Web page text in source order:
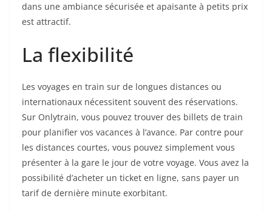
dans une ambiance sécurisée et apaisante à petits prix
est attractif.
La flexibilité
Les voyages en train sur de longues distances ou
internationaux nécessitent souvent des réservations.
Sur Onlytrain, vous pouvez trouver des billets de train
pour planifier vos vacances à l’avance. Par contre pour
les distances courtes, vous pouvez simplement vous
présenter à la gare le jour de votre voyage. Vous avez la
possibilité d’acheter un ticket en ligne, sans payer un
tarif de dernière minute exorbitant.